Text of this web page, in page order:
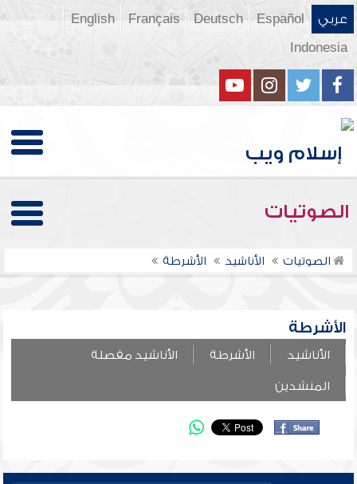
عربي Español
Deutsch
Français
English
Indonesia
الصوتيات
الصوتيات الأناشيد الأشرطة
الأشرطة
الأناشيد الأشرطة الأناشيد مفصلة
المنشدين